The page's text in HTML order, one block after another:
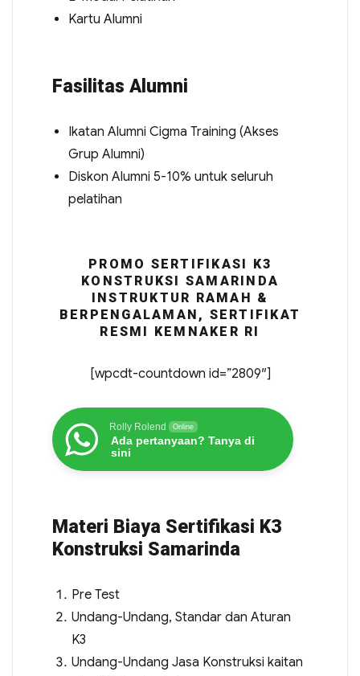
Kartu Alumni
Fasilitas Alumni
Ikatan Alumni Cigma Training (Akses
Grup Alumni)
Diskon Alumni 5-10% untuk seluruh
pelatihan
PROMO SERTIFIKASI K3
KONSTRUKSI SAMARINDA
INSTRUKTUR RAMAH &
BERPENGALAMAN, SERTIFIKAT
RESMI KEMNAKER RI
[wpcdt-countdown id=”2809″]
Rolly Rolend Online
Ada pertanyaan? Tanya di
sini
Materi Biaya Sertifikasi K3
Konstruksi Samarinda
Pre Test
Undang-Undang, Standar dan Aturan
K3
Undang-Undang Jasa Konstruksi kaitan